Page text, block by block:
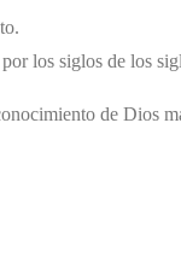
los siglos de los
de Dios